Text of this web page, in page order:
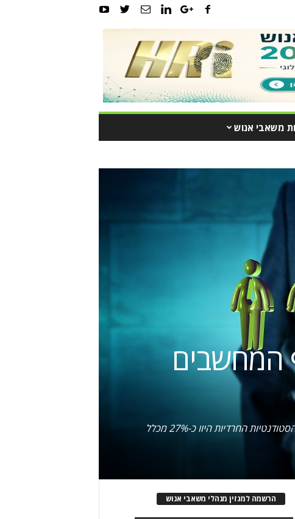
משאבי אנוש
המחשבים
דו"ח הלמ"ס: ב-2017 הסטודנטיות החרדיות היוו כ-93.3% מהסטודנטים החרדים בלימודי מחשבים של מה"ט; הסטודנטיות החרדיות היוו כ-27% מכלל
הרשמה למגזין מנהלי משאבי אנוש